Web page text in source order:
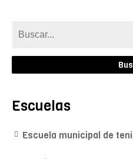
Escuelas
Escuela municipal de